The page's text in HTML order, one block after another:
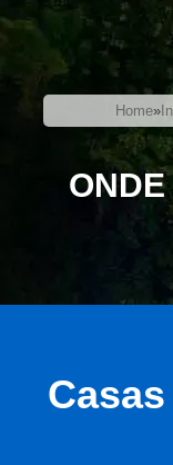
Home»